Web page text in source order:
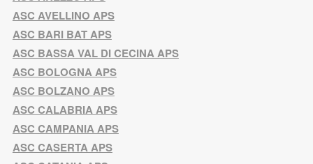
ASC AVELLINO APS
ASC BARI BAT APS
ASC BASSA VAL DI CECINA APS
ASC BOLOGNA APS
ASC BOLZANO APS
ASC CALABRIA APS
ASC CAMPANIA APS
ASC CASERTA APS